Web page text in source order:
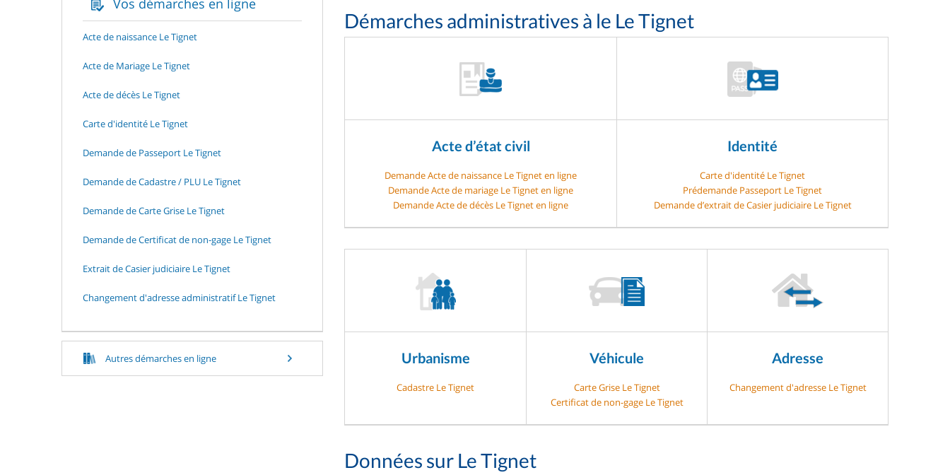
Vos démarches en ligne
Acte de naissance Le Tignet
Acte de Mariage Le Tignet
Acte de décès Le Tignet
Carte d'identité Le Tignet
Demande de Passeport Le Tignet
Demande de Cadastre / PLU Le Tignet
Demande de Carte Grise Le Tignet
Demande de Certificat de non-gage Le Tignet
Extrait de Casier judiciaire Le Tignet
Changement d'adresse administratif Le Tignet
Autres démarches en ligne
Démarches administratives à le Le Tignet
Acte d’état civil
Demande Acte de naissance Le Tignet en ligne
Demande Acte de mariage Le Tignet en ligne
Demande Acte de décès Le Tignet en ligne
Identité
Carte d'identité Le Tignet
Prédemande Passeport Le Tignet
Demande d’extrait de Casier judiciaire Le Tignet
Urbanisme
Cadastre Le Tignet
Véhicule
Carte Grise Le Tignet
Certificat de non-gage Le Tignet
Adresse
Changement d'adresse Le Tignet
Données sur Le Tignet